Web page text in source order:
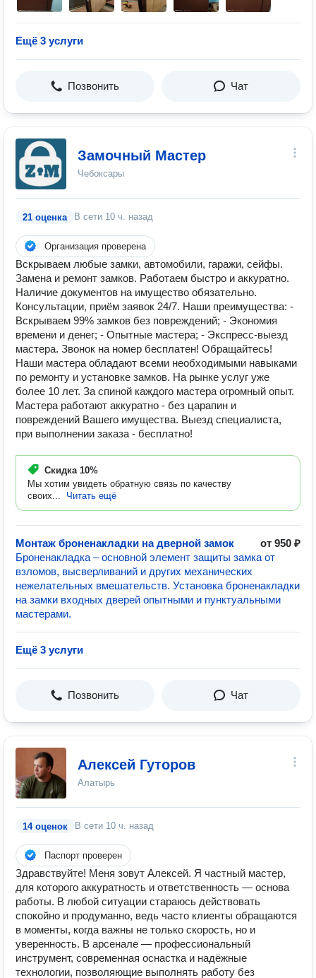
Ещё 3 услуги
Позвонить Чат
Замочный Мастер
Чебоксары
21 оценка В сети 10 ч. назад
Организация проверена
Вскрываем любые замки, автомобили, гаражи, сейфы.
Замена и ремонт замков. Работаем быстро и аккуратно.
Наличие документов на имущество обязательно.
Консультации, приём заявок 24/7. Наши преимущества: -
Вскрываем 99% замков без повреждений; - Экономия
времени и денег; - Опытные мастера; - Экспресс-выезд
мастера. Звонок на номер бесплатен! Обращайтесь!
Наши мастера обладают всеми необходимыми навыками
по ремонту и установке замков. На рынке услуг уже
более 10 лет. За спиной каждого мастера огромный опыт.
Мастера работают аккуратно - без царапин и
повреждений Вашего имущества. Выезд специалиста,
при выполнении заказа - бесплатно!
Скидка 10%
Мы хотим увидеть обратную связь по качеству
своих...
Читать ещё
Монтаж броненакладки на дверной замок
от 950 ₽
Броненакладка – основной элемент защиты замка от
взломов, высверливаний и других механических
нежелательных вмешательств. Установка броненакладки
на замки входных дверей опытными и пунктуальными
мастерами.
Ещё 3 услуги
Позвонить Чат
Алексей Гуторов
Алатырь
14 оценок В сети 10 ч. назад
Паспорт проверен
Здравствуйте! Меня зовут Алексей. Я частный мастер,
для которого аккуратность и ответственность — основа
работы. В любой ситуации стараюсь действовать
спокойно и продуманно, ведь часто клиенты обращаются
в моменты, когда важны не только скорость, но и
уверенность. В арсенале — профессиональный
инструмент, современная оснастка и надёжные
технологии, позволяющие выполнять работу без